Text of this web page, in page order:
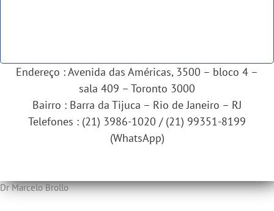
Endereço : Avenida das Américas, 3500 – bloco 4 –
sala 409 – Toronto 3000
Bairro : Barra da Tijuca – Rio de Janeiro – RJ
Telefones : (21) 3986-1020 / (21) 99351-8199
(WhatsApp)
Dr Marcelo Brollo